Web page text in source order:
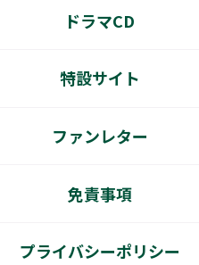
ドラマCD
特設サイト
ファンレター
免責事項
プライバシーポリシー